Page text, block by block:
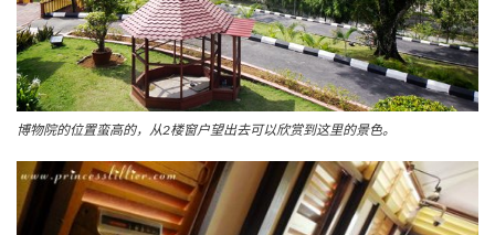
博物院的位置蛮高的，从2楼窗户望出去可以欣赏到这里的景色。